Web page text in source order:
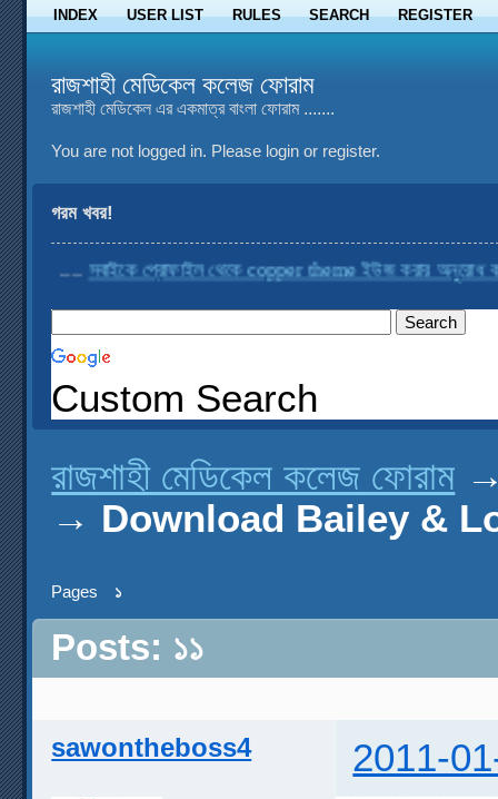
INDEX USER LIST RULES SEARCH REGISTER
রাজশাহী মেডিকেল কলেজ ফোরাম
রাজশাহী মেডিকেল এর একমাত্র বাংলা ফোরাম .......
You are not logged in. Please login or register.
গরম খবর!
.... সবাইকে প্রোফাইল থেকে copper theme ইউজ করার অনুরোধ করা হচ্ছে
Custom Search
রাজশাহী মেডিকেল কলেজ ফোরাম
→ Download Bailey &
Pages ১
Posts: ১১
sawontheboss4 2011-